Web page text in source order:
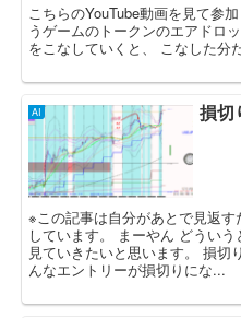
こちらのYouTube動画を見て参
うゲームのトークンのエアドロ
をこなしていくと、 こなした分
AI 損切
※この記事は自分があとで見返
しています。 まーやん どうい
見ていきたいと思います。 損切
んなエントリーが損切りにな...